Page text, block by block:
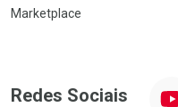
Marketplace
Redes Sociais